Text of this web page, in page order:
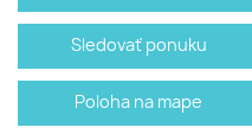
Sledovať ponuku
Poloha na mape